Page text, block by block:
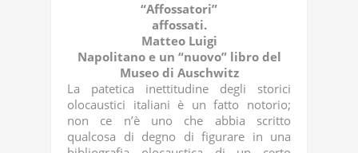
“Affossatori”
affossati.
Matteo Luigi
Napolitano e un “nuovo” libro del
Museo di Auschwitz
La patetica inettitudine degli storici
olocaustici italiani è un fatto notorio;
non ce n’è uno che abbia scritto
qualcosa di degno di figurare in una